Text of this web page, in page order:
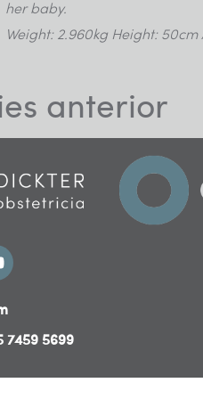
her baby.
Weight: 2.960kg Height:
anterior
7459 5699